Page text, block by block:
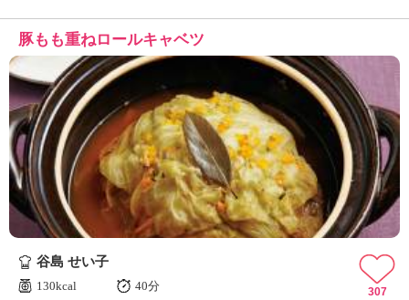
豚もも重ねロールキャベツ
谷島 せい子
130kcal
40分
307